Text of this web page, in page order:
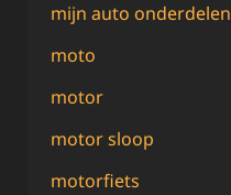
mijn auto onderdelen
moto
motor
motor sloop
motorfiets